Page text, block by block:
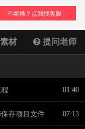
不能播？点我找客服
材 提问老师
01:40
存项目文件 07:13